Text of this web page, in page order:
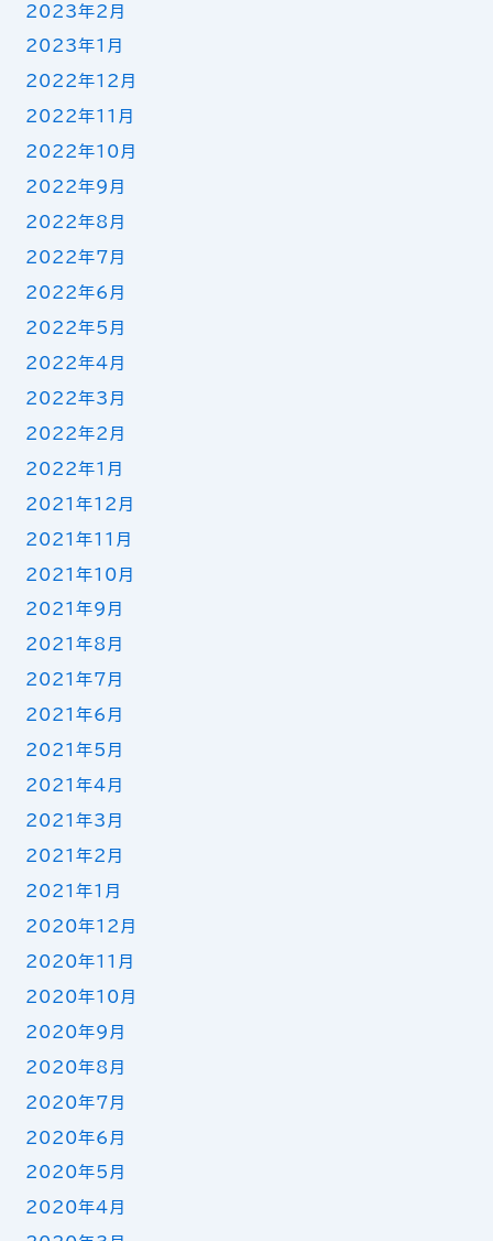
2023年2月
2023年1月
2022年12月
2022年11月
2022年10月
2022年9月
2022年8月
2022年7月
2022年6月
2022年5月
2022年4月
2022年3月
2022年2月
2022年1月
2021年12月
2021年11月
2021年10月
2021年9月
2021年8月
2021年7月
2021年6月
2021年5月
2021年4月
2021年3月
2021年2月
2021年1月
2020年12月
2020年11月
2020年10月
2020年9月
2020年8月
2020年7月
2020年6月
2020年5月
2020年4月